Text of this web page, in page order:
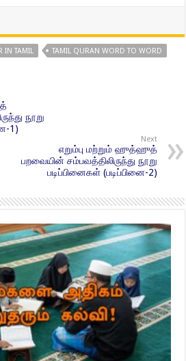
IN TAMIL
TAMIL QURAN WORD TO WORD
நூறு
1)
Next
எறும்பு மற்றும் ஹுத்ஹுத்
பறவையின் சம்பவத்திலிருந்து நூறு
படிப்பினைகள் (படிப்பினை-2)